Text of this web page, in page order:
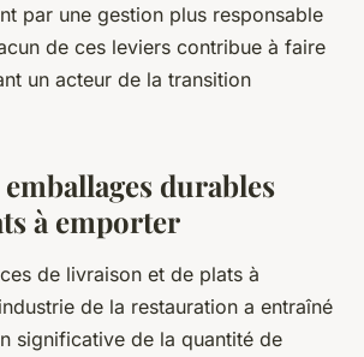
par une gestion plus responsable
de ces leviers contribue à faire
un acteur de la transition
durables
à emporter
de livraison et de plats à
de la restauration a entraîné
significative de la quantité de